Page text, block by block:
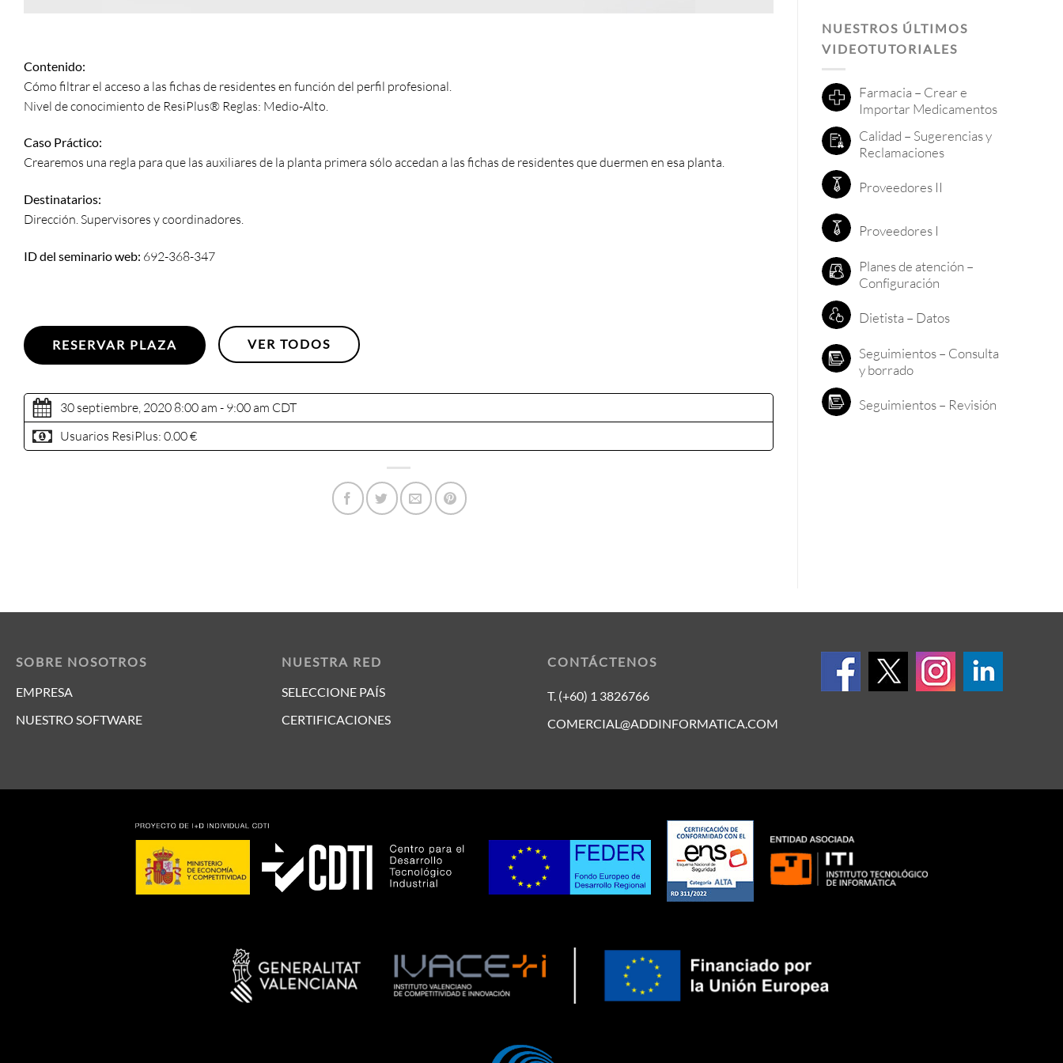
Contenido:
Cómo filtrar el acceso a las fichas de residentes en función del perfil profesional.
Nivel de conocimiento de ResiPlus® Reglas: Medio-Alto.
Caso Práctico:
Crearemos una regla para que las auxiliares de la planta primera sólo accedan a las fichas de residentes que duermen en esa planta.
Destinatarios:
Dirección. Supervisores y coordinadores.
ID del seminario web: 692-368-347
RESERVAR PLAZA VER TODOS
30 septiembre, 2020 8:00 am - 9:00 am CDT
Usuarios ResiPlus: 0.00 €
NUESTROS ÚLTIMOS
VIDEOTUTORIALES
Farmacia – Crear e
Importar Medicamentos
Calidad – Sugerencias y
Reclamaciones
Proveedores II
Proveedores I
Planes de atención –
Configuración
Dietista – Datos
Seguimientos – Consulta
y borrado
Seguimientos – Revisión
SOBRE NOSOTROS
EMPRESA
NUESTRO SOFTWARE
NUESTRA RED
SELECCIONE PAÍS
CERTIFICACIONES
CONTÁCTENOS
T. (+60) 1 3826766
COMERCIAL@ADDINFORMATICA.COM